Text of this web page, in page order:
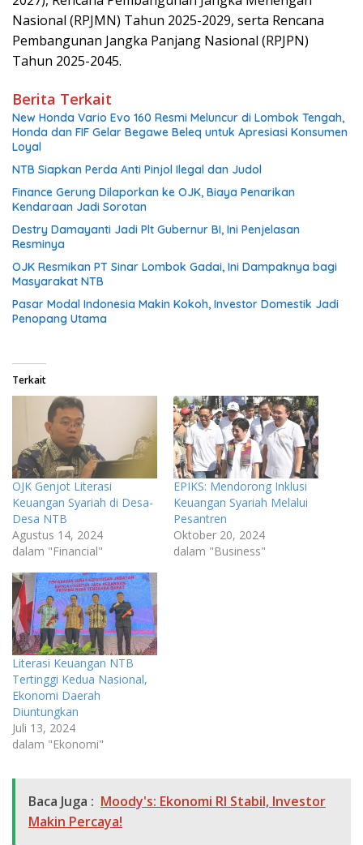
Nasional (RPJMN) Tahun 2025-2029, serta Rencana
Pembangunan Jangka Panjang Nasional (RPJPN)
Tahun 2025-2045.
Berita Terkait
New Honda Vario Evo 160 Resmi Meluncur di Lombok Tengah,
Honda dan FIF Gelar Begawe Beleq untuk Apresiasi Konsumen
Loyal
NTB Siapkan Perda Anti Pinjol Ilegal dan Judol
Finance Gerung Dilaporkan ke OJK, Biaya Penarikan
Kendaraan Jadi Sorotan
Destry Damayanti Jadi Plt Gubernur BI, Ini Penjelasan
Resminya
OJK Resmikan PT Sinar Lombok Gadai, Ini Dampaknya bagi
Masyarakat NTB
Pasar Modal Indonesia Makin Kokoh, Investor Domestik Jadi
Penopang Utama
Terkait
OJK Genjot Literasi
Keuangan Syariah di Desa-
Desa NTB
Agustus 14, 2024
dalam "Financial"
EPIKS: Mendorong Inklusi
Keuangan Syariah Melalui
Pesantren
Oktober 20, 2024
dalam "Business"
Literasi Keuangan NTB
Tertinggi Kedua Nasional,
Ekonomi Daerah
Diuntungkan
Juli 13, 2024
dalam "Ekonomi"
Baca Juga : Moody's: Ekonomi RI Stabil, Investor
Makin Percaya!